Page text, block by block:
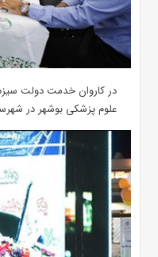
در کاروان خدمت دولت
علوم پزشکی بوشهر در